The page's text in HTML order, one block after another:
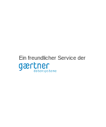
Ein freundlicher Service der